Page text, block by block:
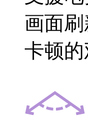
画面刷
卡顿的